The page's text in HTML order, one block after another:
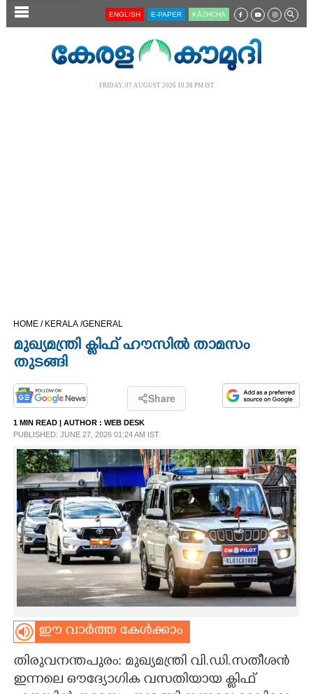
SECTIONS
CINEMA
OPINION
PHOTOS
LIFESTYLE
SPIRITUAL
INFO+
ASTRO
LITERATURE
ENGLISH E-PAPER KĀZHCHA
FRIDAY, 07 AUGUST 2026 10.38 PM IST
HOME / KERALA /GENERAL
മുഖ്യമന്ത്രി ക്ളിഫ് ഹൗസിൽ താമസം
തുടങ്ങി
Share
1 MIN READ | AUTHOR : WEB DESK
PUBLISHED: JUNE 27, 2026 01:24 AM IST
ഈ വാർത്ത കേൾക്കാം
തിരുവനന്തപുരം: മുഖ്യമന്ത്രി വി.ഡി.സതീശൻ
ഇന്നലെ ഔദ്യോഗിക വസതിയായ ക്ലിഫ്